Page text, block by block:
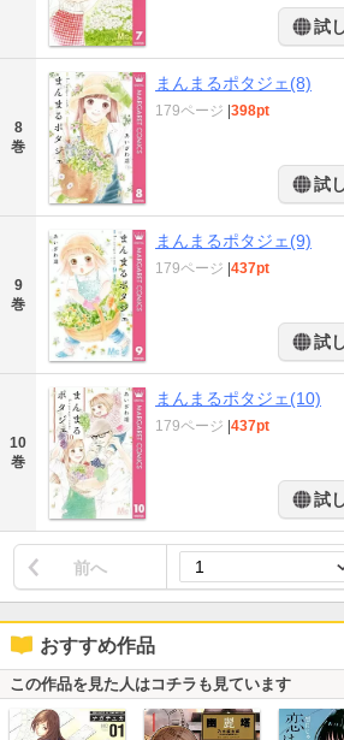
試
8
巻
まんまるポタジェ(8)
179ページ 398pt
試
9
巻
まんまるポタジェ(9)
179ページ 437pt
試
10
巻
まんまるポタジェ(10)
179ページ 437pt
試
前へ
おすすめ作品
この作品を見た人はコチラも見ています